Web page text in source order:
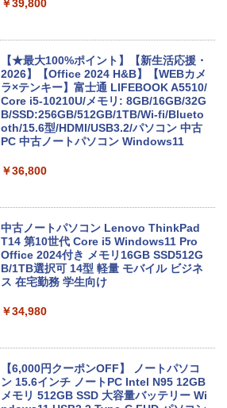
￥39,800
【★最大100%ポイント】【新生活応援・
2026】【Office 2024 H&B】【WEBカメ
ラ×テンキー】富士通 LIFEBOOK A5510/
Core i5-10210U/メモリ: 8GB/16GB/32G
B/SSD:256GB/512GB/1TB/Wi-fi/Blueto
oth/15.6型/HDMI/USB3.2/パソコン 中古
PC 中古ノートパソコン Windows11
￥36,800
中古ノートパソコン Lenovo ThinkPad
T14 第10世代 Core i5 Windows11 Pro
Office 2024付き メモリ16GB SSD512G
B/1TB選択可 14型 軽量 モバイル ビジネ
ス 在宅勤務 学生向け
￥34,980
【6,000円クーポンOFF】 ノートパソコ
ン 15.6インチ ノートPC Intel N95 12GB
メモリ 512GB SSD 大容量バッテリー Wi